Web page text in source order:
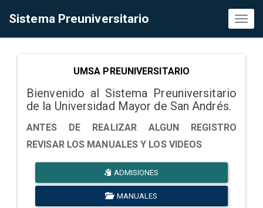
Sistema Preuniversitario
UMSA PREUNIVERSITARIO
Bienvenido al Sistema Preuniversitario
de la Universidad Mayor de San Andrés.
ANTES DE REALIZAR ALGUN REGISTRO
REVISAR LOS MANUALES Y LOS VIDEOS
ADMISIONES
MANUALES